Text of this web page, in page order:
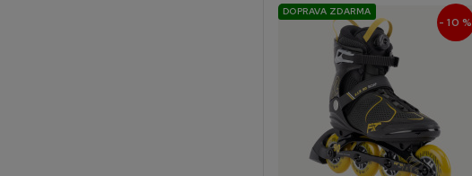
DOPRAVA ZDARMA
- 10 %